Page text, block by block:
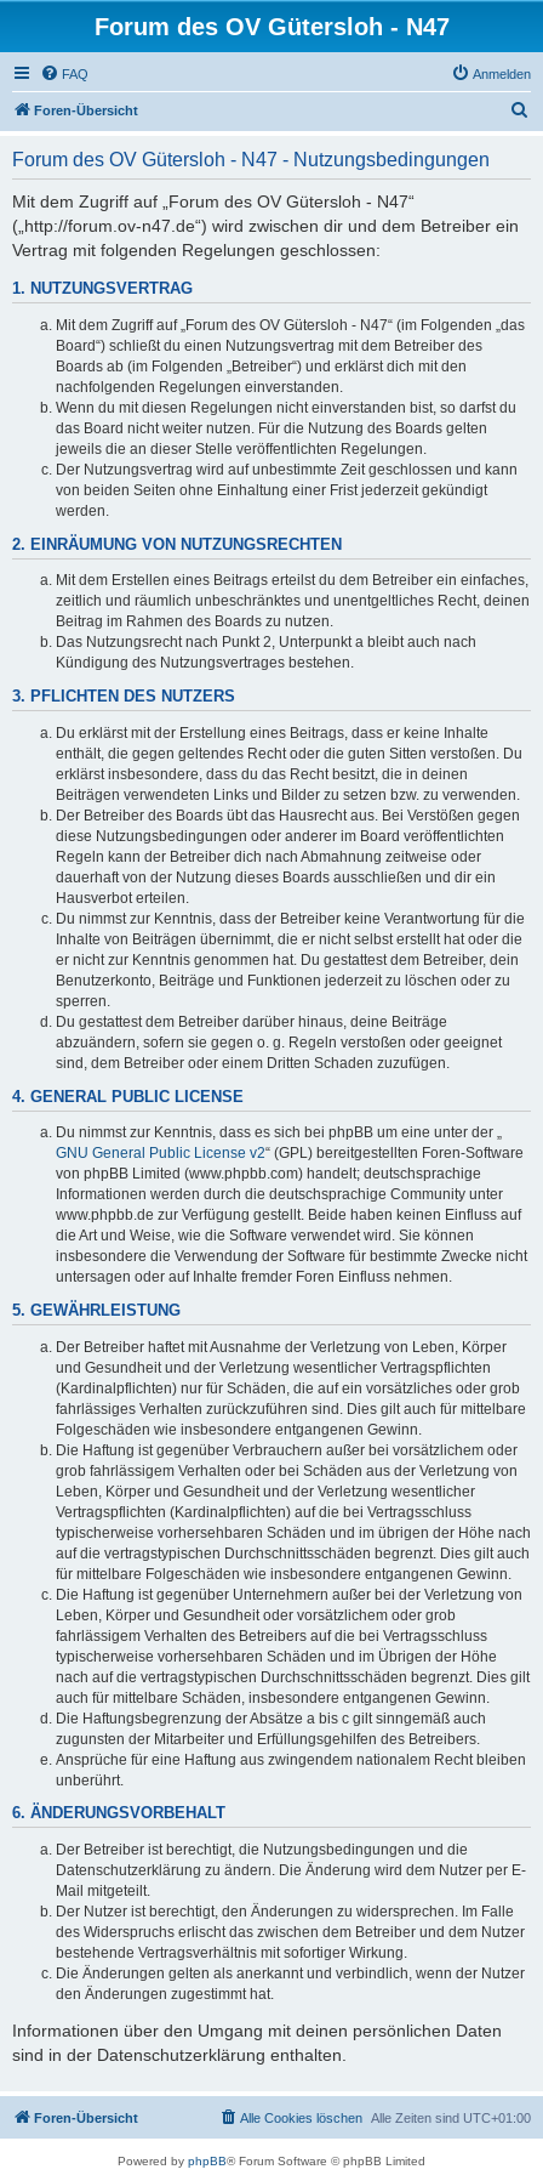
Forum des OV Gütersloh - N47
FAQ Anmelden
Foren-Übersicht
Forum des OV Gütersloh - N47 - Nutzungsbedingungen
Mit dem Zugriff auf „Forum des OV Gütersloh - N47“
(„http://forum.ov-n47.de“) wird zwischen dir und dem Betreiber ein
Vertrag mit folgenden Regelungen geschlossen:
1. NUTZUNGSVERTRAG
Mit dem Zugriff auf „Forum des OV Gütersloh - N47“ (im Folgenden „das
Board“) schließt du einen Nutzungsvertrag mit dem Betreiber des
Boards ab (im Folgenden „Betreiber“) und erklärst dich mit den
nachfolgenden Regelungen einverstanden.
Wenn du mit diesen Regelungen nicht einverstanden bist, so darfst du
das Board nicht weiter nutzen. Für die Nutzung des Boards gelten
jeweils die an dieser Stelle veröffentlichten Regelungen.
Der Nutzungsvertrag wird auf unbestimmte Zeit geschlossen und kann
von beiden Seiten ohne Einhaltung einer Frist jederzeit gekündigt
werden.
2. EINRÄUMUNG VON NUTZUNGSRECHTEN
Mit dem Erstellen eines Beitrags erteilst du dem Betreiber ein einfaches,
zeitlich und räumlich unbeschränktes und unentgeltliches Recht, deinen
Beitrag im Rahmen des Boards zu nutzen.
Das Nutzungsrecht nach Punkt 2, Unterpunkt a bleibt auch nach
Kündigung des Nutzungsvertrages bestehen.
3. PFLICHTEN DES NUTZERS
Du erklärst mit der Erstellung eines Beitrags, dass er keine Inhalte
enthält, die gegen geltendes Recht oder die guten Sitten verstoßen. Du
erklärst insbesondere, dass du das Recht besitzt, die in deinen
Beiträgen verwendeten Links und Bilder zu setzen bzw. zu verwenden.
Der Betreiber des Boards übt das Hausrecht aus. Bei Verstößen gegen
diese Nutzungsbedingungen oder anderer im Board veröffentlichten
Regeln kann der Betreiber dich nach Abmahnung zeitweise oder
dauerhaft von der Nutzung dieses Boards ausschließen und dir ein
Hausverbot erteilen.
Du nimmst zur Kenntnis, dass der Betreiber keine Verantwortung für die
Inhalte von Beiträgen übernimmt, die er nicht selbst erstellt hat oder die
er nicht zur Kenntnis genommen hat. Du gestattest dem Betreiber, dein
Benutzerkonto, Beiträge und Funktionen jederzeit zu löschen oder zu
sperren.
Du gestattest dem Betreiber darüber hinaus, deine Beiträge
abzuändern, sofern sie gegen o. g. Regeln verstoßen oder geeignet
sind, dem Betreiber oder einem Dritten Schaden zuzufügen.
4. GENERAL PUBLIC LICENSE
Du nimmst zur Kenntnis, dass es sich bei phpBB um eine unter der „
GNU General Public License v2“ (GPL) bereitgestellten Foren-Software
von phpBB Limited (www.phpbb.com) handelt; deutschsprachige
Informationen werden durch die deutschsprachige Community unter
www.phpbb.de zur Verfügung gestellt. Beide haben keinen Einfluss auf
die Art und Weise, wie die Software verwendet wird. Sie können
insbesondere die Verwendung der Software für bestimmte Zwecke nicht
untersagen oder auf Inhalte fremder Foren Einfluss nehmen.
5. GEWÄHRLEISTUNG
Der Betreiber haftet mit Ausnahme der Verletzung von Leben, Körper
und Gesundheit und der Verletzung wesentlicher Vertragspflichten
(Kardinalpflichten) nur für Schäden, die auf ein vorsätzliches oder grob
fahrlässiges Verhalten zurückzuführen sind. Dies gilt auch für mittelbare
Folgeschäden wie insbesondere entgangenen Gewinn.
Die Haftung ist gegenüber Verbrauchern außer bei vorsätzlichem oder
grob fahrlässigem Verhalten oder bei Schäden aus der Verletzung von
Leben, Körper und Gesundheit und der Verletzung wesentlicher
Vertragspflichten (Kardinalpflichten) auf die bei Vertragsschluss
typischerweise vorhersehbaren Schäden und im übrigen der Höhe nach
auf die vertragstypischen Durchschnittsschäden begrenzt. Dies gilt auch
für mittelbare Folgeschäden wie insbesondere entgangenen Gewinn.
Die Haftung ist gegenüber Unternehmern außer bei der Verletzung von
Leben, Körper und Gesundheit oder vorsätzlichem oder grob
fahrlässigem Verhalten des Betreibers auf die bei Vertragsschluss
typischerweise vorhersehbaren Schäden und im Übrigen der Höhe
nach auf die vertragstypischen Durchschnittsschäden begrenzt. Dies gilt
auch für mittelbare Schäden, insbesondere entgangenen Gewinn.
Die Haftungsbegrenzung der Absätze a bis c gilt sinngemäß auch
zugunsten der Mitarbeiter und Erfüllungsgehilfen des Betreibers.
Ansprüche für eine Haftung aus zwingendem nationalem Recht bleiben
unberührt.
6. ÄNDERUNGSVORBEHALT
Der Betreiber ist berechtigt, die Nutzungsbedingungen und die
Datenschutzerklärung zu ändern. Die Änderung wird dem Nutzer per E-
Mail mitgeteilt.
Der Nutzer ist berechtigt, den Änderungen zu widersprechen. Im Falle
des Widerspruchs erlischt das zwischen dem Betreiber und dem Nutzer
bestehende Vertragsverhältnis mit sofortiger Wirkung.
Die Änderungen gelten als anerkannt und verbindlich, wenn der Nutzer
den Änderungen zugestimmt hat.
Informationen über den Umgang mit deinen persönlichen Daten
sind in der Datenschutzerklärung enthalten.
Foren-Übersicht Alle Zeiten sind UTC+01:00
Alle Cookies löschen
Powered by phpBB® Forum Software © phpBB Limited